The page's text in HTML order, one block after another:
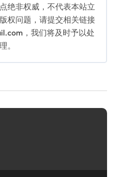
绝非权威，不代表本站立
权问题，请提交相关链接
，我们将及时予以处
理。